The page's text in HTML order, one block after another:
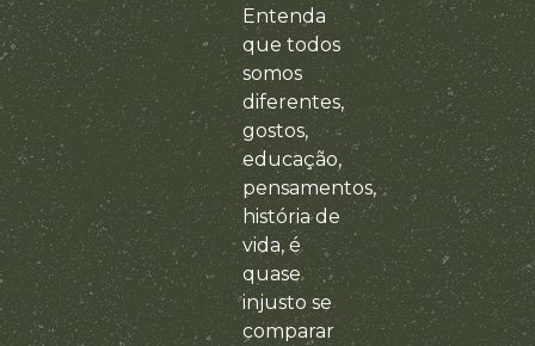
Entenda
que todos
somos
diferentes,
gostos,
educação,
pensamentos,
história de
vida, é
quase
injusto se
comparar